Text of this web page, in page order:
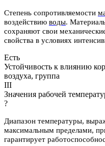
Степень сопротивляемости
воздействию воды.
сохраняют свои
свойства в условиях
Есть
Устойчивость к влиянию
воздуха, группа
III
Значения рабочей
?
Диапазон температуры,
максимальным пределами,
гарантирует